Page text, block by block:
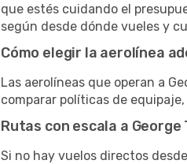
que estés cuidando el
según desde dónde vueles y
Cómo elegir la aerolínea
Las aerolíneas que operan a
comparar políticas de
Rutas con escala a George
Si no hay vuelos directos